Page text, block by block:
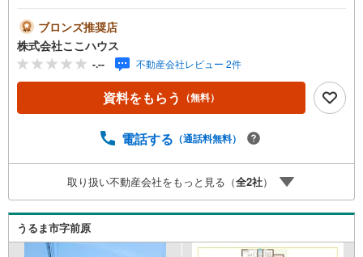
えた住まい周辺環境や街並みはは、現地で見てこそ実感で
きます♪ 「週末に少し見てみたい」そんな軽い気持ちでも
大丈夫です！ ぜひご連絡ください♪＝＝＝＝＝＝＝＝＝＝
＝＝＝＝＝＝＝＝＝＝＝＝＝＝＝＝＝＝＝＝＝＝＝【営業
時間 9:00-20:00】定休日:年中無休上記時間はお電話が繋が
りやすくなっております。ぜひお気軽にご連絡下さい！現
ボタンよりご希望の日時をご記入いただけますとスムーズ
＝＝＝＝＝＝＝＝＝＝＝＝＝＝＝＝＝こちらの物件は「Ya
hoo！不動産 成約でPayPayポイント最大20万円相当プレゼ
ント」対象です！資料請求または見学予約からご成約でポ
イントGET！詳細はキャンペーンページをご確認くださ
い。＝＝＝＝＝＝＝＝＝＝＝＝＝＝＝＝＝＝＝＝＝＝＝＝
ブロンズ推奨店
株式会社ここハウス
-.-- 不動産会社レビュー 2件
資料をもらう （無料）
電話する （通話料無料）
取り扱い不動産会社をもっと見る（全2社）
うるま市字前原